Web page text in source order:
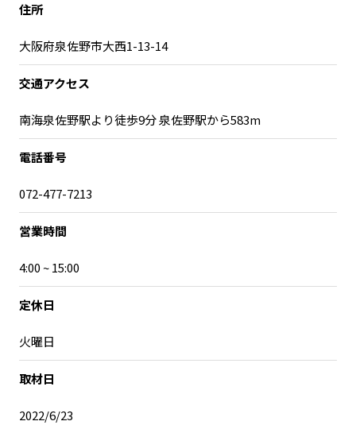
特集コンテンツ
プレスリリース
Localist
SDGsの先駆者
イベント
「人」から探す
記事ライター
住所
大阪府泉佐野市大西1-13-14
交通アクセス
南海泉佐野駅より徒歩9分 泉佐野駅から583m
電話番号
072-477-7213
営業時間
4:00 ~ 15:00
定休日
火曜日
取材日
2022/6/23